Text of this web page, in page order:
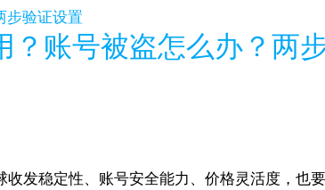
账号被盗怎么办？两
发稳定性、账号安全能力、价格灵活度，也